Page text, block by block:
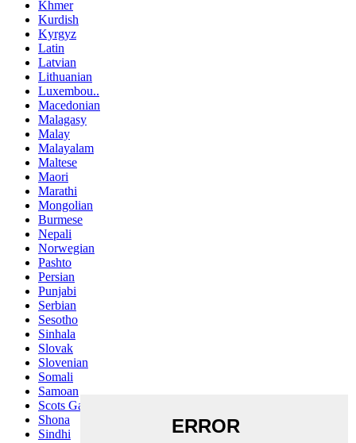
Khmer
Kurdish
Kyrgyz
Latin
Latvian
Lithuanian
Luxembou..
Macedonian
Malagasy
Malay
Malayalam
Maltese
Maori
Marathi
Mongolian
Burmese
Nepali
Norwegian
Pashto
Persian
Punjabi
Serbian
Sesotho
Sinhala
Slovak
Slovenian
Somali
Samoan
Scots Gaelic
Shona
Sindhi